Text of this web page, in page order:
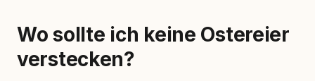
Wo sollte ich keine Ostereier
verstecken?